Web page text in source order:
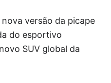
versão da picape
do esportivo
SUV global da